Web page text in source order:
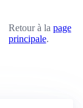
Retour à la page
principale.